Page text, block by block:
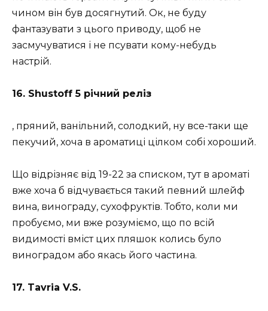
чином він був досягнутий. Ок, не буду
фантазувати з цього приводу, щоб не
засмучуватися і не псувати кому-небудь
настрій.
16. Shustoff 5 річний реліз
, пряний, ванільний, солодкий, ну все-таки ще
пекучий, хоча в ароматиці цілком собі хороший.
Що відрізняє від 19-22 за списком, тут в ароматі
вже хоча б відчувається такий певний шлейф
вина, винограду, сухофруктів. Тобто, коли ми
пробуємо, ми вже розуміємо, що по всій
видимості вміст цих пляшок колись було
виноградом або якась його частина.
17. Tavria V.S.